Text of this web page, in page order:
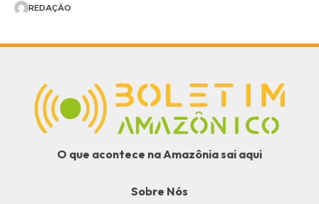
REDAÇÃO
O que acontece na Amazônia sai aqui
Sobre Nós